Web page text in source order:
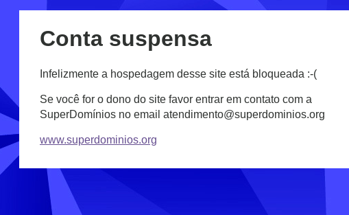
Conta suspensa
Infelizmente a hospedagem desse site está bloqueada :-(
Se você for o dono do site favor entrar em contato com a
SuperDomínios no email atendimento@superdominios.org
www.superdominios.org